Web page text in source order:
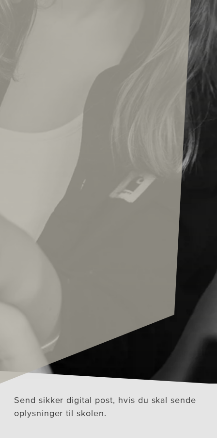
Send sikker digital post, hvis du skal sende
oplysninger til skolen.